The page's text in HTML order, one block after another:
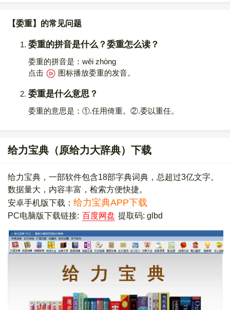
【委重】的常见问题
委重的拼音是什么？委重怎么读？
委重的拼音是：wěi zhòng
点击
图标播放委重的发音。
委重是什么意思？
委重的意思是：①.任用倚重。②.委以重任。
给力宝典（原给力大辞典）下载
给力宝典，一部软件包含18部字典词典，总超过3亿文字。
数据量大，内容丰富，检索方便快捷。
安卓手机版下载： 给力宝典APP下载
PC电脑版下载链接: 百度网盘 提取码: glbd